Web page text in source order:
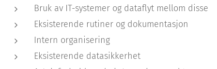
Bruk av IT-systemer og dataflyt mellom disse
Eksisterende rutiner og dokumentasjon
Intern organisering
Eksisterende datasikkerhet